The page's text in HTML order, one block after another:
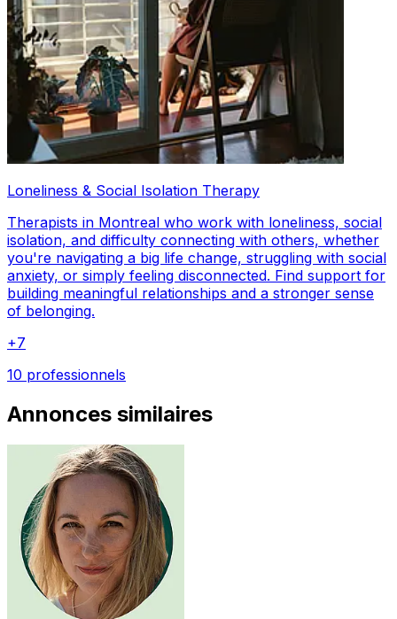
Loneliness & Social Isolation Therapy
Therapists in Montreal who work with loneliness, social
isolation, and difficulty connecting with others, whether
you're navigating a big life change, struggling with social
anxiety, or simply feeling disconnected. Find support for
building meaningful relationships and a stronger sense
of belonging.
+7
10 professionnels
Annonces similaires